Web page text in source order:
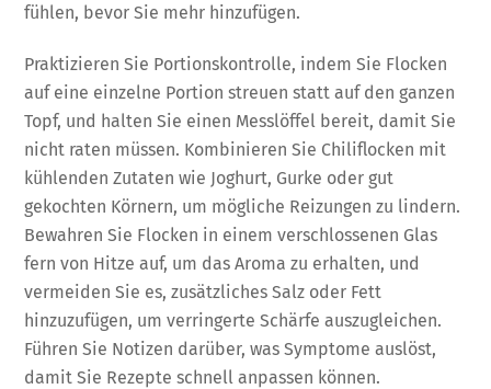
fühlen, bevor Sie mehr hinzufügen.
Praktizieren Sie Portionskontrolle, indem Sie Flocken
auf eine einzelne Portion streuen statt auf den ganzen
Topf, und halten Sie einen Messlöffel bereit, damit Sie
nicht raten müssen. Kombinieren Sie Chiliflocken mit
kühlenden Zutaten wie Joghurt, Gurke oder gut
gekochten Körnern, um mögliche Reizungen zu lindern.
Bewahren Sie Flocken in einem verschlossenen Glas
fern von Hitze auf, um das Aroma zu erhalten, und
vermeiden Sie es, zusätzliches Salz oder Fett
hinzuzufügen, um verringerte Schärfe auszugleichen.
Führen Sie Notizen darüber, was Symptome auslöst,
damit Sie Rezepte schnell anpassen können.